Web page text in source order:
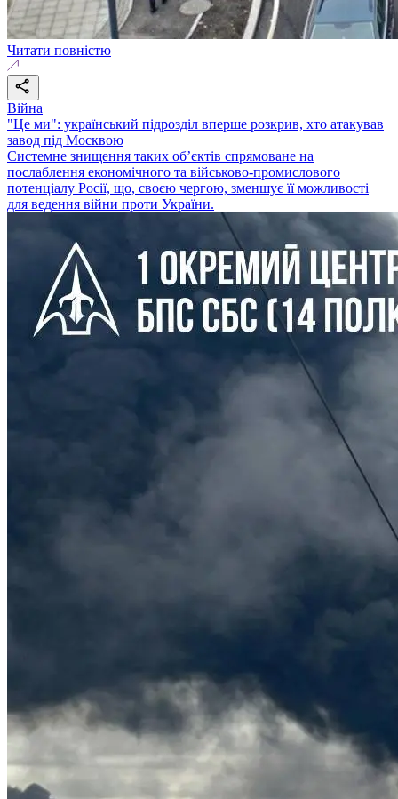
Читати повністю
Війна
"Це ми": український підрозділ вперше розкрив, хто атакував
завод під Москвою
Системне знищення таких об’єктів спрямоване на
послаблення економічного та військово-промислового
потенціалу Росії, що, своєю чергою, зменшує її можливості
для ведення війни проти України.